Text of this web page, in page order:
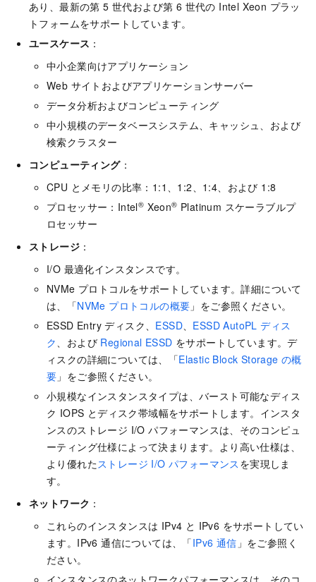
あり、最新の第 5 世代および第 6 世代の Intel Xeon プラッ
トフォームをサポートしています。
ユースケース ：
中小企業向けアプリケーション
Web サイトおよびアプリケーションサーバー
データ分析およびコンピューティング
中小規模のデータベースシステム、キャッシュ、および
検索クラスター
コンピューティング：
CPU とメモリの比率：1:1、1:2、1:4、および 1:8
プロセッサー：Intel® Xeon® Platinum スケーラブルプ
ロセッサー
ストレージ ：
I/O 最適化インスタンスです。
NVMe プロトコルをサポートしています。詳細について
は、「NVMe プロトコルの概要 」をご参照ください。
ESSD Entry ディスク、 ESSD、 ESSD AutoPL ディス
ク、および Regional ESSD をサポートしています。デ
ィスクの詳細については、「Elastic Block Storage の概
要 」をご参照ください。
小規模なインスタンスタイプは、バースト可能なディス
ク IOPS とディスク帯域幅をサポートします。インスタ
ンスのストレージ I/O パフォーマンスは、そのコンピュ
ーティング仕様によって決まります。より高い仕様は、
より優れたストレージ I/O パフォーマンス を実現しま
す。
ネットワーク ：
これらのインスタンスは IPv4 と IPv6 をサポートしてい
ます。IPv6 通信については、「IPv6 通信 」をご参照く
ださい。